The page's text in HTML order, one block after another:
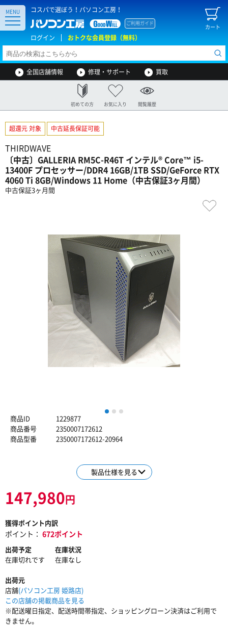
コスパで選ぼう！パソコン工房！
カート
ご利用ガイド
ログイン おトクな会員登録（無料）
MENU
全国店舗情報 修理・サポート 買取
初めての方 お気に入り 閲覧履歴
超還元 対象 中古延長保証可能
THIRDWAVE
〔中古〕GALLERIA RM5C-R46T インテル® Core™ i5-
13400F プロセッサー/DDR4 16GB/1TB SSD/GeForce RTX
4060 Ti 8GB/Windows 11 Home（中古保証3ヶ月間）
中古保証3ヶ月間
1 2
商品ID
1229877
商品番号
2350007172612
商品型番
2350007172612-20964
製品仕様を見る
147,980円
獲得ポイント内訳
ポイント： 672ポイント
出荷予定
在庫切れです
在庫状況
在庫なし
出荷元
店舗(パソコン工房 姫路店)
この店舗の掲載商品を見る
※配送曜日指定、配送時間帯指定、ショッピングローン決済はご利用で
きません。